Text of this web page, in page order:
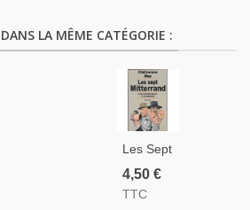
LA MÊME CATÉGORIE :
Les Sept
Mitterrand,
Catherine
4,50 €
TTC